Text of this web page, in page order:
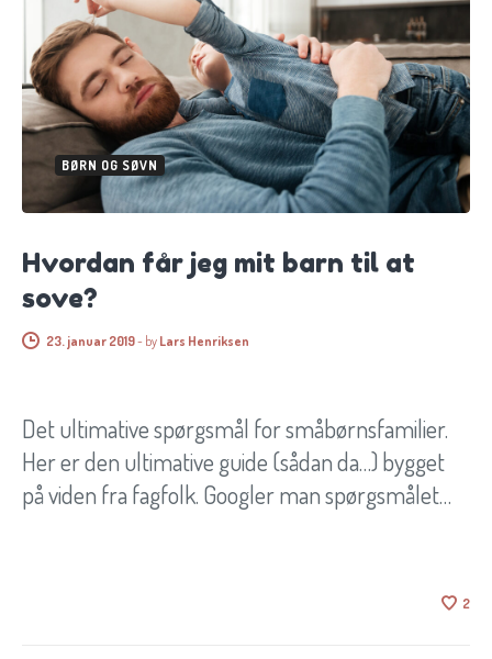
BØRN OG SØVN
Hvordan får jeg mit barn til at
sove?
23. januar 2019- by Lars Henriksen
Det ultimative spørgsmål for småbørnsfamilier.
Her er den ultimative guide (sådan da…) bygget
på viden fra fagfolk. Googler man spørgsmålet…
2